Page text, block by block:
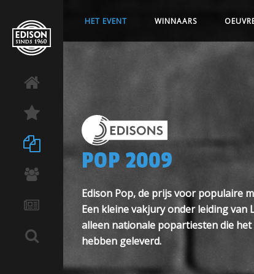
HET EVENT WINNAARS
POP 2009
Edison Pop, de prijs voor populaire
Een kleine vakjury onder leiding
alleen nationale popartiesten die
hebben geleverd.